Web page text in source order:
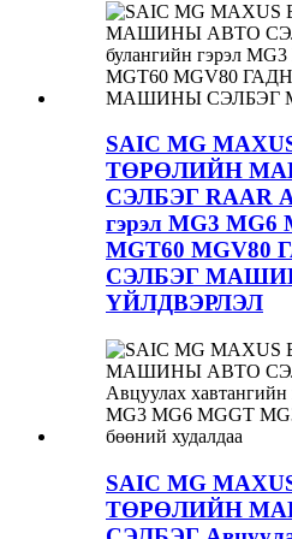
SAIC MG
ТӨРӨЛИЙН
СЭЛБЭГ RAAR
гэрэл MG3 MG6
MGT60
СЭЛБЭГ
ҮЙЛДВЭРЛЭЛ
SAIC MG
ТӨРӨЛИЙН